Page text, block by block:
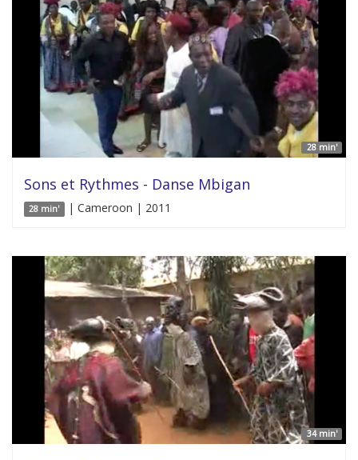
28 min'
Sons et Rythmes - Danse Mbigan
28 min' | Cameroon | 2011
34 min'